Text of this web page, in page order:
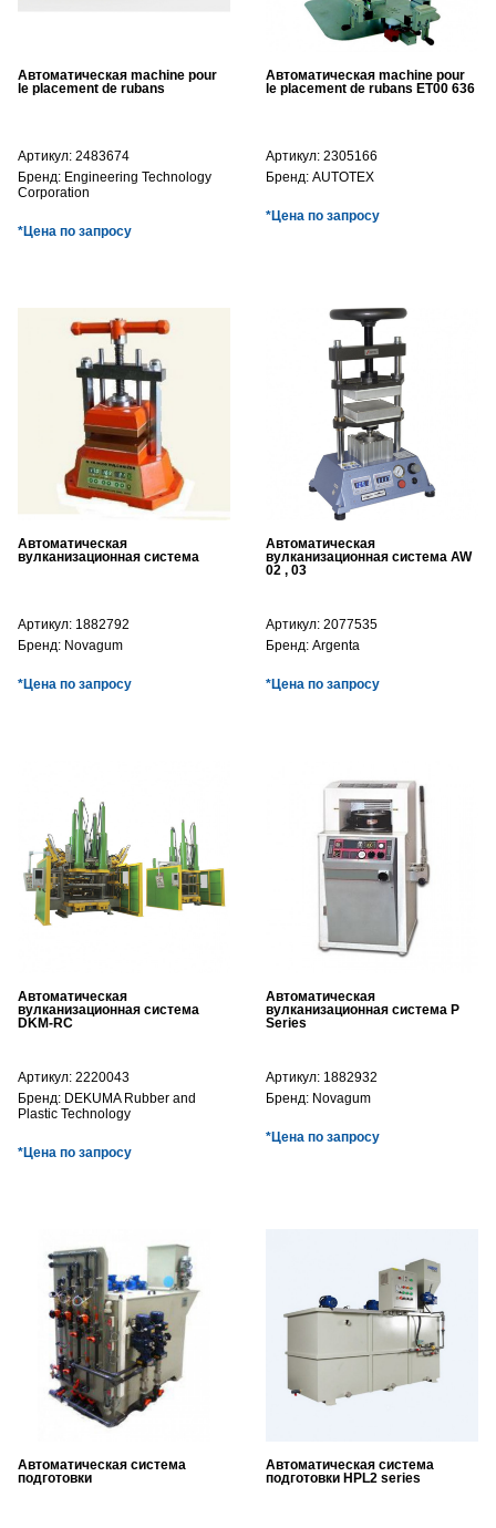
Автоматическая machine pour
le placement de rubans
Артикул: 2483674
Бренд: Engineering Technology
Corporation
*Цена по запросу
Автоматическая machine pour
le placement de rubans ET00 636
Артикул: 2305166
Бренд: AUTOTEX
*Цена по запросу
Автоматическая
вулканизационная система
Артикул: 1882792
Бренд: Novagum
*Цена по запросу
Автоматическая
вулканизационная система AW
02 , 03
Артикул: 2077535
Бренд: Argenta
*Цена по запросу
Автоматическая
вулканизационная система
DKM-RC
Артикул: 2220043
Бренд: DEKUMA Rubber and
Plastic Technology
*Цена по запросу
Автоматическая
вулканизационная система P
Series
Артикул: 1882932
Бренд: Novagum
*Цена по запросу
Автоматическая система
подготовки
Автоматическая система
подготовки HPL2 series